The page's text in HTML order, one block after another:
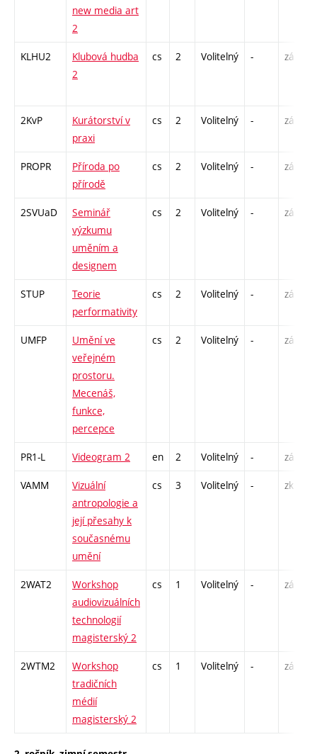
new media art
2
KLHU2
Klubová hudba
2
cs 2 Volitelný - zá
2KvP
Kurátorství v
praxi
cs 2 Volitelný - zá
PROPR
Příroda po
přírodě
cs 2 Volitelný - zá
2SVUaD
Seminář
výzkumu
uměním a
designem
cs 2 Volitelný - zá
STUP
Teorie
performativity
cs 2 Volitelný - zá
UMFP
Umění ve
veřejném
prostoru.
Mecenáš,
funkce,
percepce
cs 2 Volitelný - zá
PR1-L Videogram 2 en 2 Volitelný - zá
VAMM
Vizuální
antropologie a
její přesahy k
současnému
umění
cs 3 Volitelný - zk
2WAT2
Workshop
audiovizuálních
technologií
magisterský 2
cs 1 Volitelný - zá
2WTM2
Workshop
tradičních
médií
magisterský 2
cs 1 Volitelný - zá